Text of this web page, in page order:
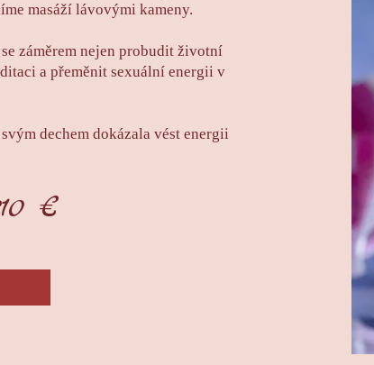
masáží lávovými kameny.
záměrem nejen probudit životní
a přeměnit sexuální energii v
dechem dokázala vést energii
€